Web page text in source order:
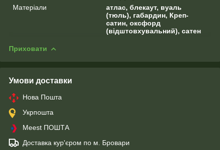
Матеріали
атлас, блекаут, вуаль
(тюль), габардин, Креп-
сатин, оксфорд
(відштовхувальний), сатен
Приховати
Умови доставки
Нова Пошта
Укрпошта
Meest ПОШТА
Доставка кур'єром по м. Бровари